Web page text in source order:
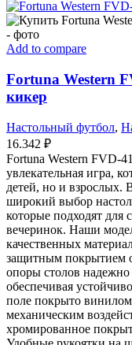
Add to compare
Fortuna Western
кикер
Настольный футбол,
16.342 ₽
Fortuna Western FVD-
увлекательная игра,
детей, но и взрослых.
широкий выбор
которые подходят для
вечеринок. Наши
качественных
защитным покрытием
опоры столов
обеспечивая
поле покрыто
механическим
хромированное